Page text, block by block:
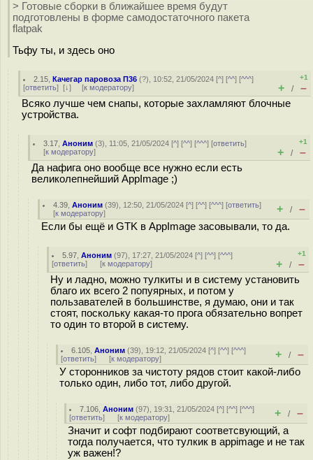
> Готовые сборки в ближайшее время будут
подготовлены в форме самодостаточного пакета
flatpak
Тьфу ты, и здесь оно
2.15 ,Качегар паровоза П36 (?), 10:52, 21/05/2024 [^] [^^] [^^^]
[ответить] [↓] [к модератору]
+1
+ / –
Всяко лучше чем снапы, которые захламляют блочные
устройства.
3.17 ,Аноним (3), 11:05, 21/05/2024 [^] [^^] [^^^] [ответить]
[к модератору]
+1
+ / –
Да нафига оно вообще все нужно если есть
великолепнейший AppImage ;)
4.39 ,Аноним (39), 12:50, 21/05/2024 [^] [^^] [^^^] [ответить]
[к модератору] + / –
Если бы ещё и GTK в AppImage засовывали, то да.
5.97 ,Аноним (97), 17:27, 21/05/2024 [^] [^^] [^^^]
[ответить] [к модератору]
+1
+ / –
Ну и ладно, можно тулкиты и в систему установить
благо их всего 2 попуярных, и потом у
пользавателей в большинстве, я думаю, они и так
стоят, поскольку какая-то прога обязательно вопрет
то один то второй в систему.
6.105 ,Аноним (39), 19:12, 21/05/2024 [^] [^^] [^^^]
[ответить] [к модератору] + / –
У сторонников за чистоту рядов стоит какой-либо
только один, либо тот, либо другой.
7.106 ,Аноним (97), 19:31, 21/05/2024 [^] [^^] [^^^]
[ответить] [к модератору] + / –
Значит и софт подбирают соответсвующий, а
тогда получается, что тулкик в appimage и не так
уж важен!?